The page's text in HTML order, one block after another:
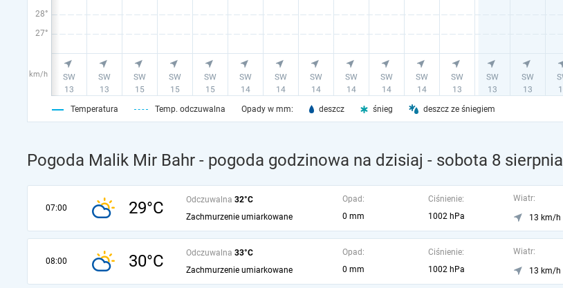
28°
27°
km/h
Temperatura Temp. odczuwalna Opady w mm: deszcz śnieg deszcz ze śniegiem
Pogoda Malik Mir Bahr - pogoda godzinowa na dzisiaj - sobota 8 sierpnia
07:00 29°C Odczuwalna 32°C
Zachmurzenie umiarkowane
Opad:
0 mm
Ciśnienie:
1002 hPa
Wiatr:
13 km/h
08:00 30°C Odczuwalna 33°C
Zachmurzenie umiarkowane
Opad:
0 mm
Ciśnienie:
1002 hPa
Wiatr:
13 km/h